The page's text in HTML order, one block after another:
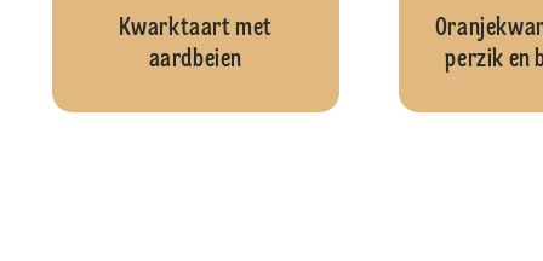
Kwarktaart met
aardbeien
perzik en